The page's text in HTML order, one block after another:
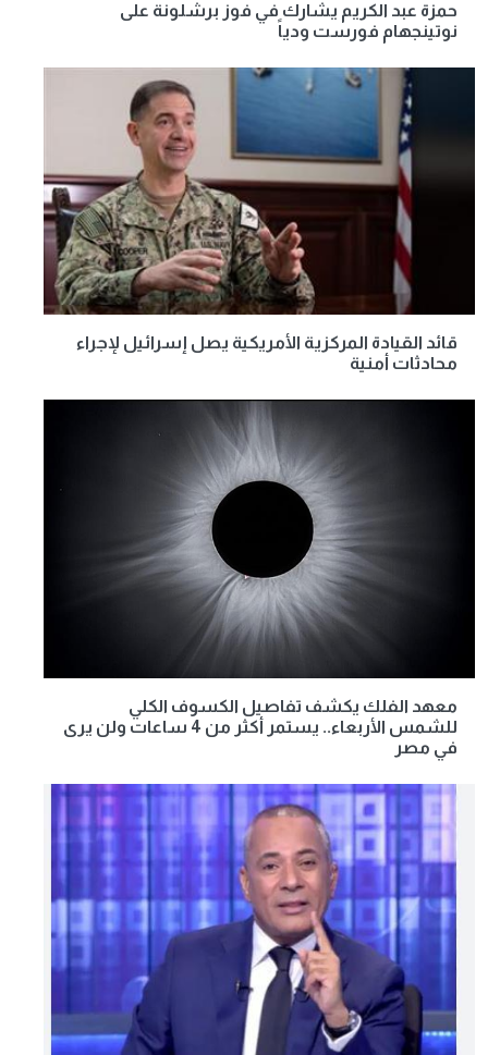
حمزة عبد الكريم يشارك في فوز برشلونة على
نوتينجهام فورست ودياً
قائد القيادة المركزية الأمريكية يصل إسرائيل لإجراء
محادثات أمنية
معهد الفلك يكشف تفاصيل الكسوف الكلي
للشمس الأربعاء.. يستمر أكثر من 4 ساعات ولن يرى
في مصر